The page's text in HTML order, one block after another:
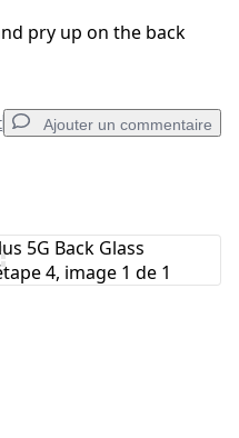
pry up on the back
Ajouter un commentaire